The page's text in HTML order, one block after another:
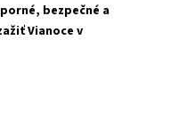
bezpečné a
Vianoce v